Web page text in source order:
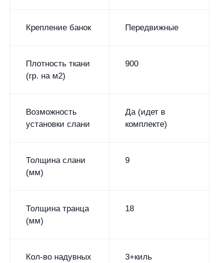
Крепление банок Передвижные
Плотность ткани
(гр. на м2)
900
Возможность
установки слани
Да (идет в
комплекте)
Толщина слани
(мм)
9
Толщина транца
(мм)
18
Кол-во надувных
3+киль